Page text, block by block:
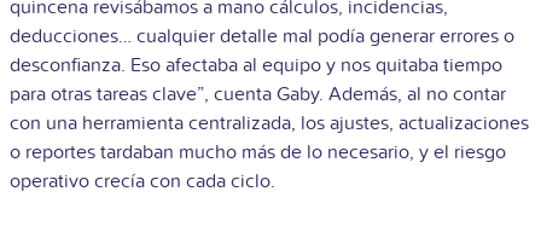
quincena revisábamos a mano cálculos, incidencias,
deducciones… cualquier detalle mal podía generar errores o
desconfianza. Eso afectaba al equipo y nos quitaba tiempo
para otras tareas clave”, cuenta Gaby. Además, al no contar
con una herramienta centralizada, los ajustes, actualizaciones
o reportes tardaban mucho más de lo necesario, y el riesgo
operativo crecía con cada ciclo.